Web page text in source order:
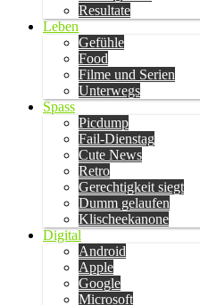
Resultate
Leben
Gefühle
Food
Filme und Serien
Unterwegs
Spass
Picdump
Fail-Dienstag
Cute News
Retro
Gerechtigkeit siegt
Dumm gelaufen
Klischeekanone
Digital
Android
Apple
Google
Microsoft